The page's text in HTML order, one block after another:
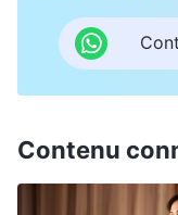
apparences. Je
les principes
» Mais ensuite,
continue à
ils pas que je
Contenu